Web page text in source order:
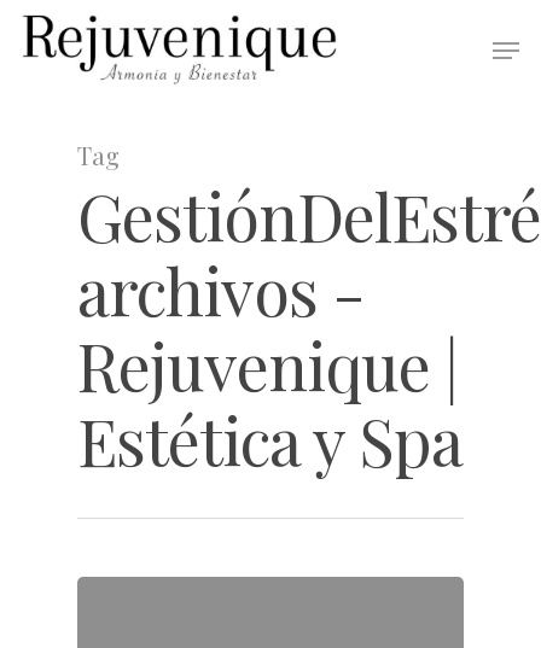
Tag
archivos -
Rejuvenique |
Estética y Spa